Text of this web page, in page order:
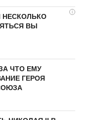
i
НЕСКОЛЬКО
ВЫ
ЧТО ЕМУ
ГЕРОЯ